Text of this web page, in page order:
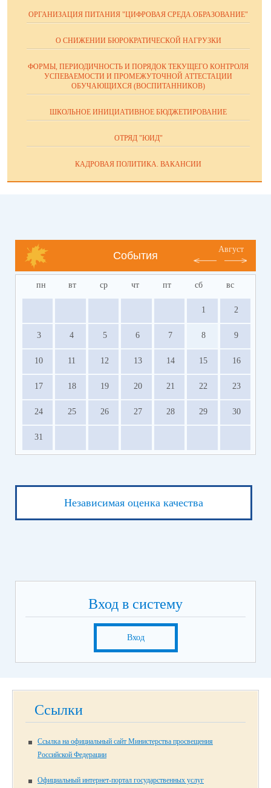
ОРГАНИЗАЦИЯ ПИТАНИЯ "ЦИФРОВАЯ СРЕДА.ОБРАЗОВАНИЕ"
О СНИЖЕНИИ БЮРОКРАТИЧЕСКОЙ НАГРУЗКИ
ФОРМЫ, ПЕРИОДИЧНОСТЬ И ПОРЯДОК ТЕКУЩЕГО КОНТРОЛЯ
УСПЕВАЕМОСТИ И ПРОМЕЖУТОЧНОЙ АТТЕСТАЦИИ
ОБУЧАЮЩИХСЯ (ВОСПИТАННИКОВ)
ШКОЛЬНОЕ ИНИЦИАТИВНОЕ БЮДЖЕТИРОВАНИЕ
ОТРЯД "ЮИД"
КАДРОВАЯ ПОЛИТИКА. ВАКАНСИИ
События
Август
пн вт ср чт пт сб вс
1 2
3 4 5 6 7 8 9
10 11 12 13 14 15 16
17 18 19 20 21 22 23
24 25 26 27 28 29 30
31
Независимая оценка качества
Вход в систему
Вход
Ссылки
Ссылка на официальный сайт Министерства просвещения
Российской Федерации
Официальный интернет-портал государственных услуг